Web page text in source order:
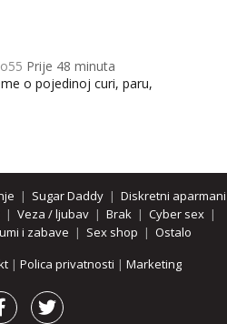
Prije 48 minuta
o pojedinoj curi, paru,
| Sugar Daddy| Diskretni aparmani
| Veza / ljubav | Brak | Cyber sex |
i zabave | Sex shop | Ostalo
| Polica privatnosti | Marketing